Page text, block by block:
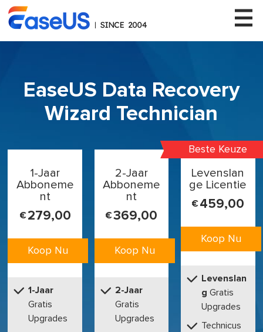
EaseUSEaseUS Data Recovery
Wizard Technician
1-Jaar
Abboneme
nt
€ 279,00
Koop Nu
1-Jaar
Gratis
Upgrades
2-Jaar
Abboneme
nt
€369,00
Koop Nu
2-Jaar
Gratis
Upgrades
Beste Keuze
Levenslan
ge Licentie
€459,00
Koop Nu
Levenslan
g Gratis
Upgrades
Technicus